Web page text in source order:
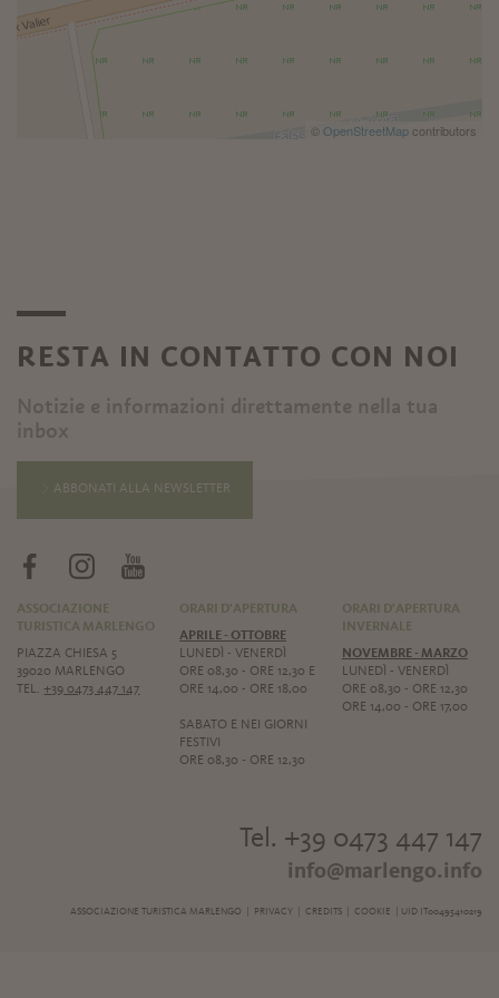
©OpenStreetMapcontributors
RESTA IN CONTATTO CON NOI
Notizie e informazioni direttamente nella tua
inbox
ABBONATI ALLA NEWSLETTER
ASSOCIAZIONE
TURISTICA MARLENGO
PIAZZA CHIESA 5
39020 MARLENGO
TEL.+39 0473 447 147
ORARI D'APERTURA
APRILE - OTTOBRE
LUNEDÌ - VENERDÌ
ORE 08,30 - ORE 12,30 E
ORE 14,00 - ORE 18,00
SABATO E NEI GIORNI
FESTIVI
ORE 08,30 - ORE 12,30
ORARI D'APERTURA
INVERNALE
NOVEMBRE - MARZO
LUNEDÌ - VENERDÌ
ORE 08,30 - ORE 12,30
ORE 14,00 - ORE 17,00
Tel. +39 0473 447 147
info@marlengo.info
ASSOCIAZIONE TURISTICA MARLENGO | PRIVACY| CREDITS| COOKIE | UID IT00495410219